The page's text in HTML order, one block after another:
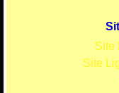
Site
Site